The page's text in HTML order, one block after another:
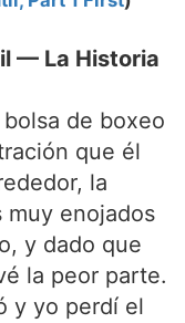
— La Historia
de boxeo
que él
la
muy enojados
y dado que
la peor parte.
y yo perdí el